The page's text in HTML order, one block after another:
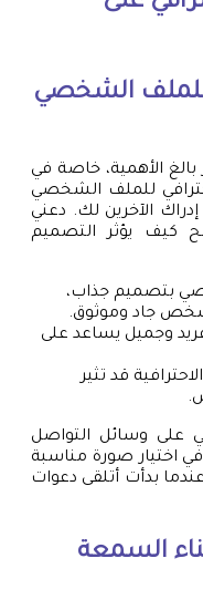
للملف الشخصي
بالغ الأهمية، خاصة في
للملف الشخصي
الآخرين لك. دعني
كيف يؤثر التصميم
بتصميم جذاب،
شخص جاد وموثوق.
وجميل يساعد على
قد تثير
على وسائل التواصل
اختيار صورة مناسبة
بدأت أتلقى دعوات
السمعة